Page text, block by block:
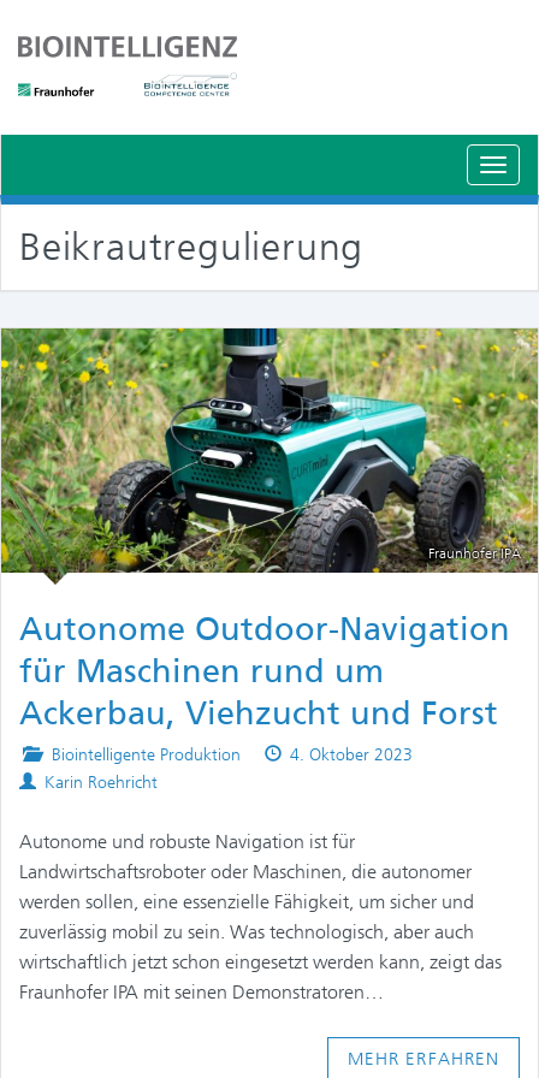
Beikrautregulierung
Fraunhofer IPA
Autonome Outdoor-Navigation
für Maschinen rund um
Ackerbau, Viehzucht und Forst
Posted
in
Biointelligente Produktion
Published
4. Oktober 2023
Authors
Karin Roehricht
Autonome und robuste Navigation ist für
Landwirtschaftsroboter oder Maschinen, die autonomer
werden sollen, eine essenzielle Fähigkeit, um sicher und
zuverlässig mobil zu sein. Was technologisch, aber auch
wirtschaftlich jetzt schon eingesetzt werden kann, zeigt das
Fraunhofer IPA mit seinen Demonstratoren…
MEHR ERFAHREN